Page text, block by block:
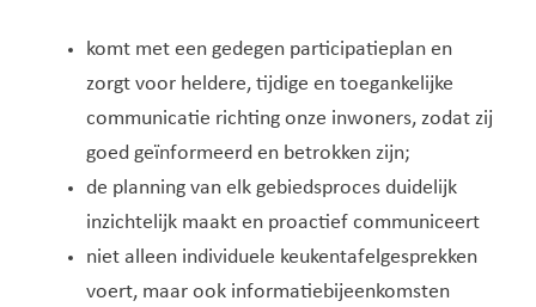
komt met een gedegen participatieplan en
zorgt voor heldere, tijdige en toegankelijke
communicatie richting onze inwoners, zodat zij
goed geïnformeerd en betrokken zijn;
de planning van elk gebiedsproces duidelijk
inzichtelijk maakt en proactief communiceert
niet alleen individuele keukentafelgesprekken
voert, maar ook informatiebijeenkomsten